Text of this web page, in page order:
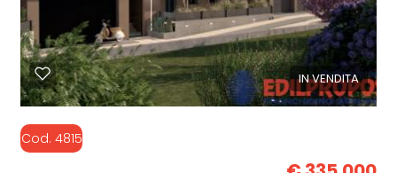
IN VENDITA
Cod. 4815